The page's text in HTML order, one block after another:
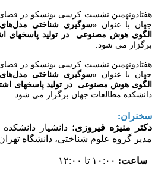
نشست کرسی یونسکو در
با عنوان«سوگیری شناختی مدل‌های
هوش مصنوعی در تولید پاسخهای
می شود.
نشست کرسی یونسکو در
با عنوان«سوگیری شناختی مدل‌های
هوش مصنوعی در تولید پاسخهای
مطالعات جهان برگزار می شود.
منیژه فیروزی؛ دانشیار دانشکده
گروه علوم شناختی، دانشگاه تهران
۱۰:۰۰ تا ۱۲:۰۰